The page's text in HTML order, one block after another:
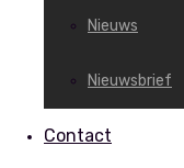
Nieuws
Nieuwsbrief
Contact